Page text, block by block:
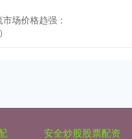
场价格趋强：
安全炒股股票配资